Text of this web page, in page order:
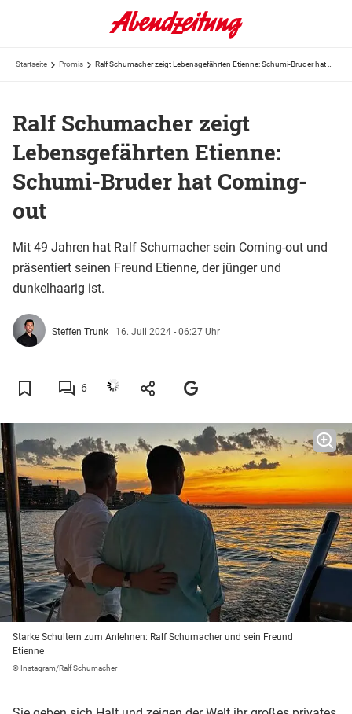
Startseite Promis
Ralf Schumacher zeigt
Lebensgefährten Etienne:
Schumi-Bruder hat Coming-
out
Mit 49 Jahren hat Ralf Schumacher sein Coming-out und
präsentiert seinen Freund Etienne, der jünger und
dunkelhaarig ist.
Steffen Trunk | 16. Juli 2024 - 06:27 Uhr
6
Starke Schultern zum Anlehnen: Ralf Schumacher und sein Freund
Etienne
© Instagram/Ralf Schumacher